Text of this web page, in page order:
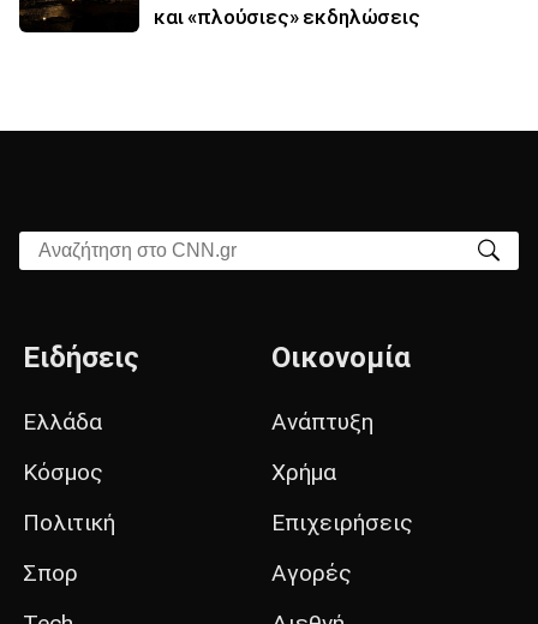
και «πλούσιες» εκδηλώσεις
Αναζήτηση στο CNN.gr
Ειδήσεις
Ελλάδα
Κόσμος
Πολιτική
Σπορ
Οικονομία
Ανάπτυξη
Χρήμα
Επιχειρήσεις
Αγορές